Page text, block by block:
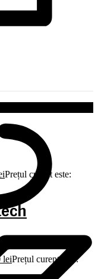
Prețul curent este:
leiPrețul curent este: